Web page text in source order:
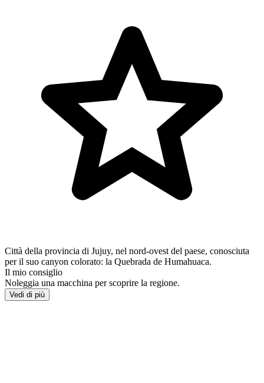
Città della provincia di Jujuy, nel nord-ovest del paese, conosciuta
per il suo canyon colorato: la Quebrada de Humahuaca.
Il mio consiglio
Noleggia una macchina per scoprire la regione.
Vedi di più